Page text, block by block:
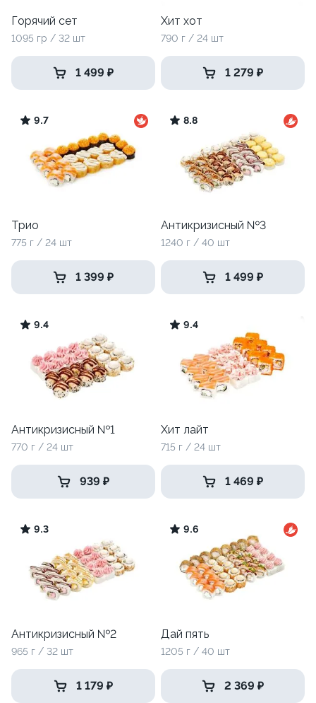
Горячий сет
1095 гр / 32 шт
1 499 ₽
Хит хот
790 г / 24 шт
1 279 ₽
9.7
Трио
775 г / 24 шт
1 399 ₽
8.8
Антикризисный №3
1240 г / 40 шт
1 499 ₽
9.4
Антикризисный №1
770 г / 24 шт
939 ₽
9.4
Хит лайт
715 г / 24 шт
1 469 ₽
9.3
Антикризисный №2
965 г / 32 шт
1 179 ₽
9.6
Дай пять
1205 г / 40 шт
2 369 ₽